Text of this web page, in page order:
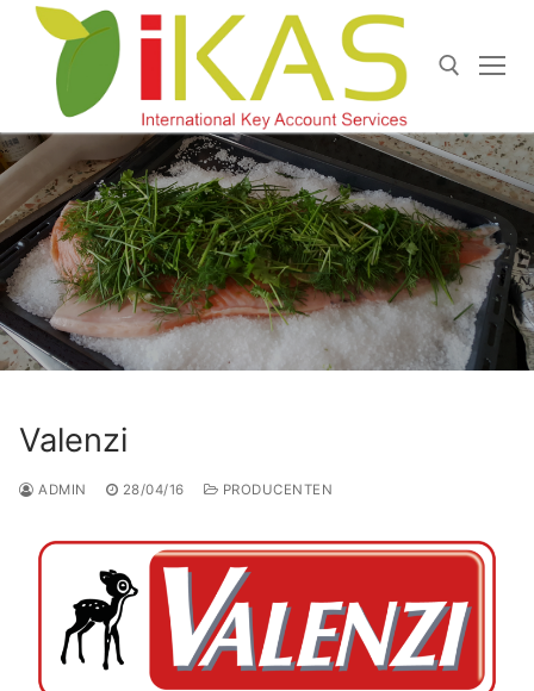
Doorgaan
inhoud
Zoeken naar:
Valenzi
ADMIN 28/04/16 PRODUCENTEN